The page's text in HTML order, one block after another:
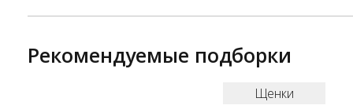
Рекомендуемые подборки
Щенки